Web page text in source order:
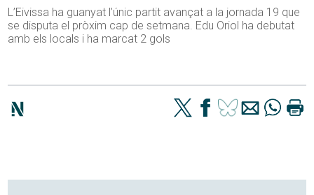
L’Eivissa ha guanyat l’únic partit avançat a la jornada 19 que
se disputa el pròxim cap de setmana. Edu Oriol ha debutat
amb els locals i ha marcat 2 gols